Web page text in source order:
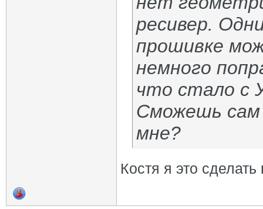
ресивер.
прошивке
немного
что стало с
Сможешь сам
мне?
Костя я это сделать